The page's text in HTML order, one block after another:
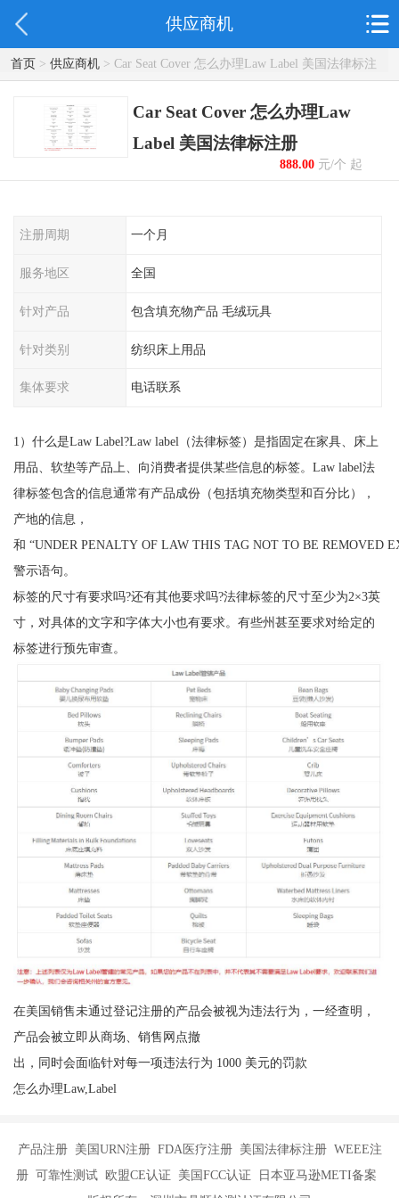
供应商机
首页> 供应商机> Car Seat Cover 怎么办理Law Label 美国法律标注
册
Car Seat Cover 怎么办理Law
Label 美国法律标注册
888.00元/个 起
注册周期 一个月
服务地区 全国
针对产品 包含填充物产品 毛绒玩具
针对类别 纺织床上用品
集体要求 电话联系
1）什么是Law Label?Law label（法律标签）是指固定在家具、床上
用品、软垫等产品上、向消费者提供某些信息的标签。Law label法
律标签包含的信息通常有产品成份（包括填充物类型和百分比），
产地的信息，
和 “UNDER PENALTY OF LAW THIS TAG NOT TO BE REMOVED
警示语句。
标签的尺寸有要求吗?还有其他要求吗?法律标签的尺寸至少为2×3英
寸，对具体的文字和字体大小也有要求。有些州甚至要求对给定的
标签进行预先审查。
在美国销售未通过登记注册的产品会被视为违法行为，一经查明，
产品会被立即从商场、销售网点撤
出，同时会面临针对每一项违法行为 1000 美元的罚款
怎么办理Law,Label
产品注册 美国URN注册 FDA医疗注册 美国法律标注册 WEEE注
册 可靠性测试 欧盟CE认证 美国FCC认证 日本亚马逊METI备案